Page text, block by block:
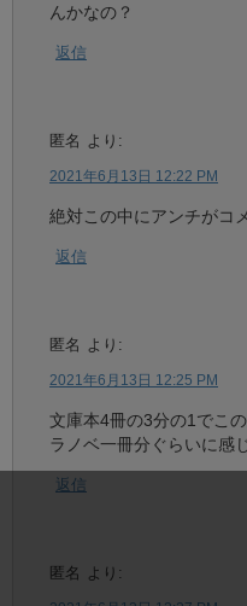
んかなの？
返信
匿名 より:
2021年6月13日 12:22 PM
絶対この中にアンチがコ
返信
匿名 より:
2021年6月13日 12:25 PM
文庫本4冊の3分の1でこ
ラノベ一冊分ぐらいに感
返信
匿名 より: